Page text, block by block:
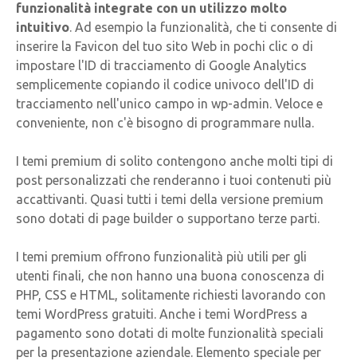
funzionalità integrate con un utilizzo molto
intuitivo. Ad esempio la funzionalità, che ti consente di
inserire la Favicon del tuo sito Web in pochi clic o di
impostare l'ID di tracciamento di Google Analytics
semplicemente copiando il codice univoco dell'ID di
tracciamento nell'unico campo in wp-admin. Veloce e
conveniente, non c'è bisogno di programmare nulla.
I temi premium di solito contengono anche molti tipi di
post personalizzati che renderanno i tuoi contenuti più
accattivanti. Quasi tutti i temi della versione premium
sono dotati di page builder o supportano terze parti.
I temi premium offrono funzionalità più utili per gli
utenti finali, che non hanno una buona conoscenza di
PHP, CSS e HTML, solitamente richiesti lavorando con
temi WordPress gratuiti. Anche i temi WordPress a
pagamento sono dotati di molte funzionalità speciali
per la presentazione aziendale. Elemento speciale per